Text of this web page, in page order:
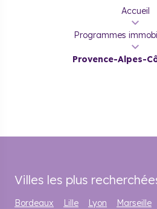
Accueil
Programmes
Provence-Alpes-
Villes les plus
Bordeaux Lille Lyon Marseille